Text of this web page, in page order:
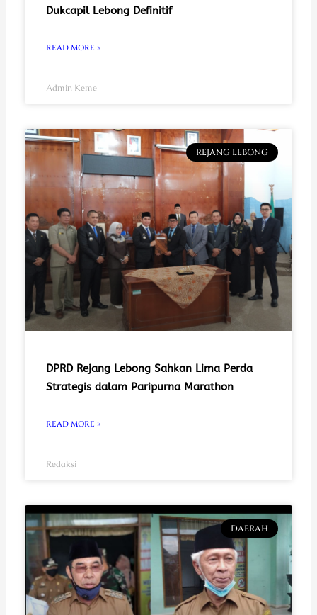
Dukcapil Lebong Definitif
READ MORE »
Admin Keme
REJANG LEBONG
DPRD Rejang Lebong Sahkan Lima Perda
Strategis dalam Paripurna Marathon
READ MORE »
Redaksi
DAERAH